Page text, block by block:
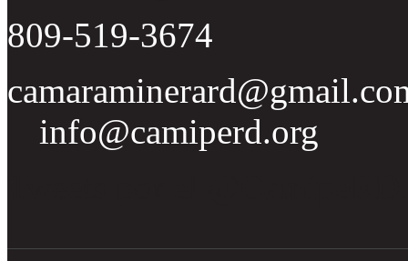
809-519-3674
info@camiperd.org